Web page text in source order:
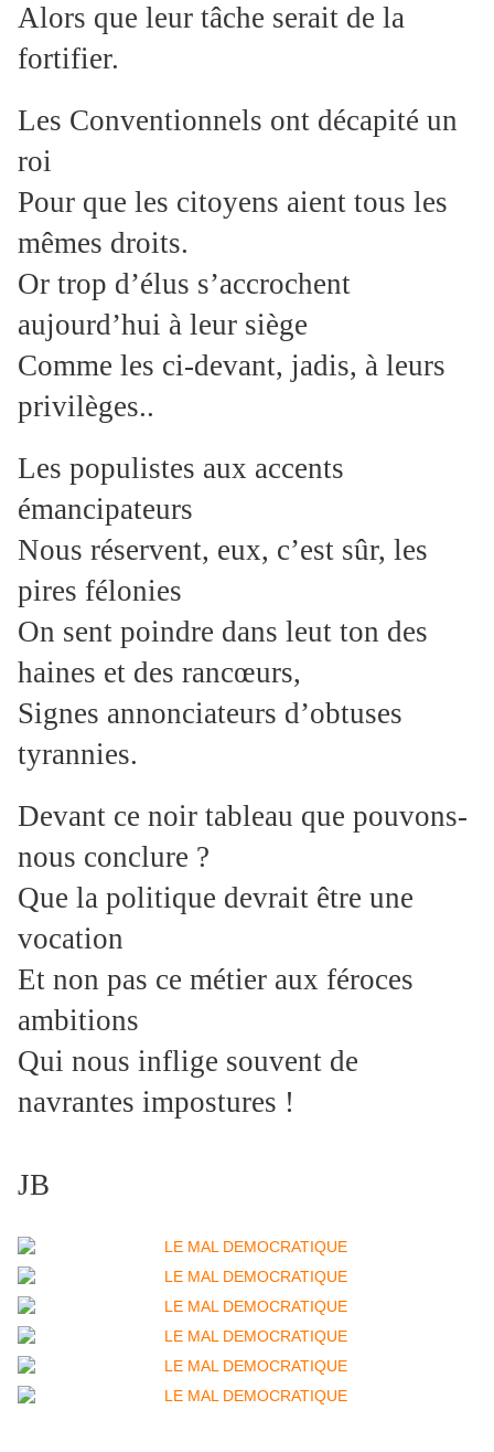
Alors que leur tâche serait de la
fortifier.
Les Conventionnels ont décapité un
roi
Pour que les citoyens aient tous les
mêmes droits.
Or trop d’élus s’accrochent
aujourd’hui à leur siège
Comme les ci-devant, jadis, à leurs
privilèges..
Les populistes aux accents
émancipateurs
Nous réservent, eux, c’est sûr, les
pires félonies
On sent poindre dans leut ton des
haines et des rancœurs,
Signes annonciateurs d’obtuses
tyrannies.
Devant ce noir tableau que pouvons-
nous conclure ?
Que la politique devrait être une
vocation
Et non pas ce métier aux féroces
ambitions
Qui nous inflige souvent de
navrantes impostures !
JB